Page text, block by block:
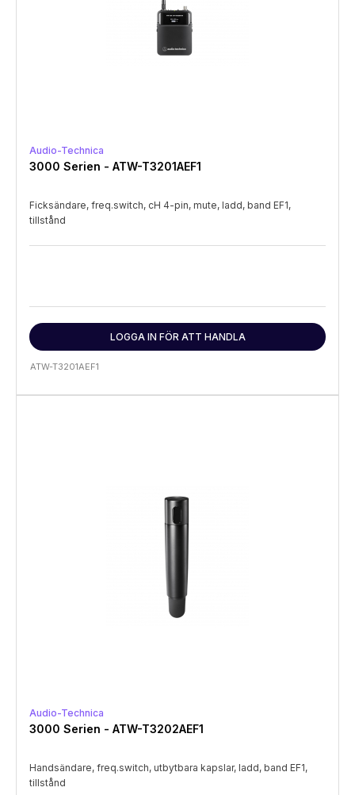
Audio-Technica
3000 Serien - ATW-T3201AEF1
Ficksändare, freq.switch, cH 4-pin, mute, ladd, band EF1,
tillstånd
LOGGA IN FÖR ATT HANDLA
ATW-T3201AEF1
Audio-Technica
3000 Serien - ATW-T3202AEF1
Handsändare, freq.switch, utbytbara kapslar, ladd, band EF1,
tillstånd